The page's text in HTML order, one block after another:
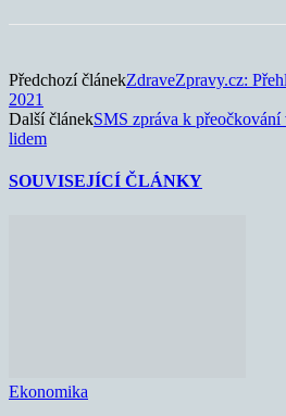
Předchozí článekZdraveZpravy.cz:
2021
Další článekSMS zpráva k
lidem
SOUVISEJÍCÍ ČLÁNKY
Ekonomika